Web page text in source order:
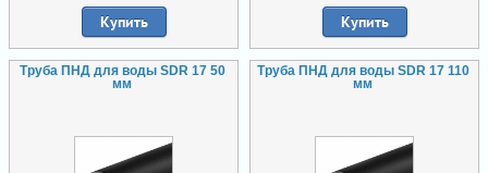
Купить Купить
Труба ПНД для воды SDR 17 50
мм
Труба ПНД для воды SDR 17 110
мм